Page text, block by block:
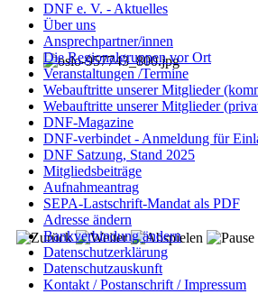
DNF e. V. - Aktuelles
Über uns
Ansprechpartner/innen
Die Regionalgruppen vor Ort
Veranstaltungen /Termine
Webauftritte unserer Mitglieder
Webauftritte unserer Mitglieder
DNF-Magazine
DNF-verbindet - Anmeldung für
DNF Satzung, Stand 2025
Mitgliedsbeiträge
Aufnahmeantrag
SEPA-Lastschrift-Mandat als PDF
Adresse ändern
Bankverbindung ändern
Datenschutzerklärung
Datenschutzauskunft
Kontakt / Postanschrift / Impressum